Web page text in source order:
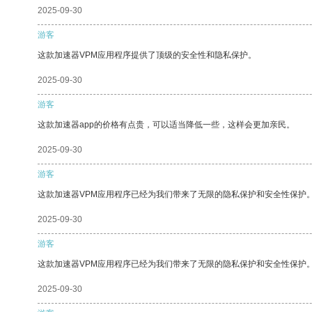
2025-09-30
游客
这款加速器VPM应用程序提供了顶级的安全性和隐私保护。
2025-09-30
游客
这款加速器app的价格有点贵，可以适当降低一些，这样会更加亲民。
2025-09-30
游客
这款加速器VPM应用程序已经为我们带来了无限的隐私保护和安全性保护
2025-09-30
游客
这款加速器VPM应用程序已经为我们带来了无限的隐私保护和安全性保护
2025-09-30